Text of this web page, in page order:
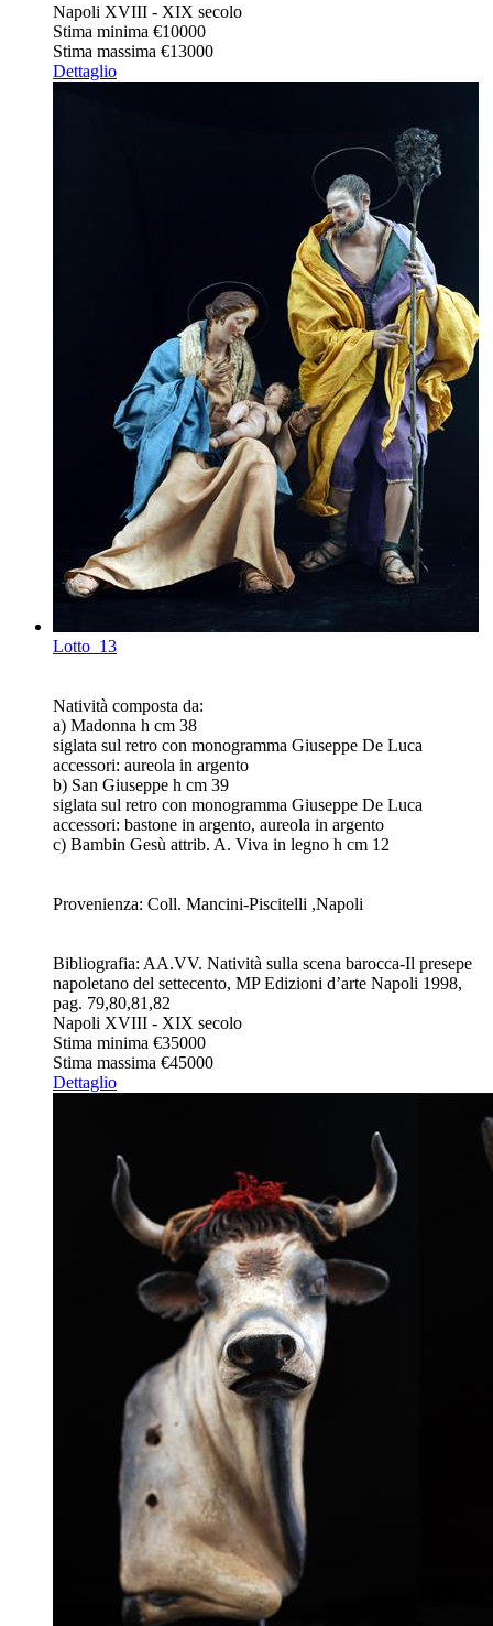
Napoli XVIII - XIX secolo
Stima minima €10000
Stima massima €13000
Dettaglio
Lotto 13
Natività composta da:
a) Madonna h cm 38
siglata sul retro con monogramma Giuseppe De Luca
accessori: aureola in argento
b) San Giuseppe h cm 39
siglata sul retro con monogramma Giuseppe De Luca
accessori: bastone in argento, aureola in argento
c) Bambin Gesù attrib. A. Viva in legno h cm 12
Provenienza: Coll. Mancini-Piscitelli ,Napoli
Bibliografia: AA.VV. Natività sulla scena barocca-Il presepe
napoletano del settecento, MP Edizioni d’arte Napoli 1998,
pag. 79,80,81,82
Napoli XVIII - XIX secolo
Stima minima €35000
Stima massima €45000
Dettaglio